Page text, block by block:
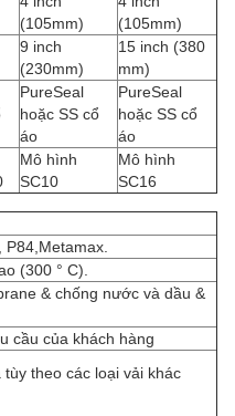
(105mm)
(105mm)
9 inch
(230mm)
15 inch (380
mm)
PureSeal
hoặc SS cổ
áo
PureSeal
hoặc SS cổ
áo
Mô hình
SC10
Mô hình
SC16
P84,Metamax.
(300 ° C).
& chống nước và dầu &
cầu của khách hàng
theo các loại vải khác